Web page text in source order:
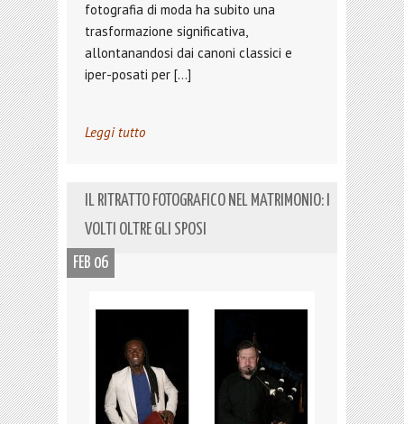
fotografia di moda ha subito una
trasformazione significativa,
allontanandosi dai canoni classici e
iper-posati per […]
Leggi tutto
IL RITRATTO FOTOGRAFICO NEL MATRIMONIO: I
VOLTI OLTRE GLI SPOSI
FEB 06